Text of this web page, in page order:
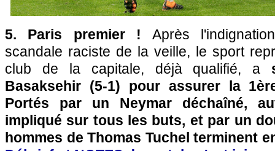
5. Paris premier ! Après
scandale raciste de la veille, le sport
club de la capitale, déjà qualifié, a
Basaksehir (5-1) pour assurer la
Portés par un Neymar déchaîné,
impliqué sur tous les buts, et par un
hommes de Thomas Tuchel terminent